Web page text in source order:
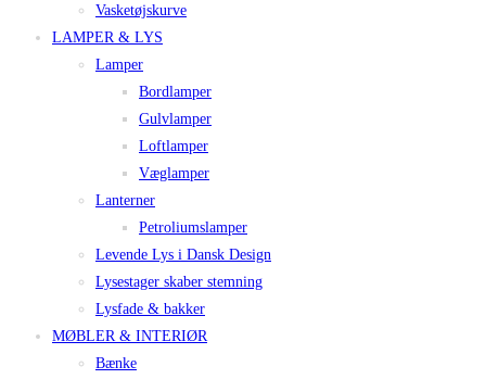
Vasketøjskurve
LAMPER & LYS
Lamper
Bordlamper
Gulvlamper
Loftlamper
Væglamper
Lanterner
Petroliumslamper
Levende Lys i Dansk Design
Lysestager skaber stemning
Lysfade & bakker
MØBLER & INTERIØR
Bænke